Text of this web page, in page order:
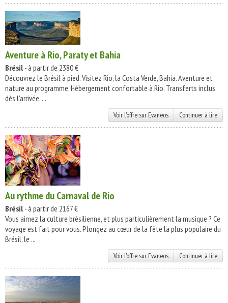
Aventure à Rio, Paraty et Bahia
Brésil- à partir de 2380 €
Découvrez le Brésil à pied. Visitez Rio, la Costa Verde, Bahia. Aventure et
nature au programme. Hébergement confortable à Rio. Transferts inclus
dès l'arrivée. ...
Voir l'offre sur Evaneos Continuer à lire
Au rythme du Carnaval de Rio
Brésil- à partir de 2167 €
Vous aimez la culture brésilienne, et plus particulièrement la musique ? Ce
voyage est fait pour vous. Plongez au cœur de la fête la plus populaire du
Brésil, le ...
Voir l'offre sur Evaneos Continuer à lire